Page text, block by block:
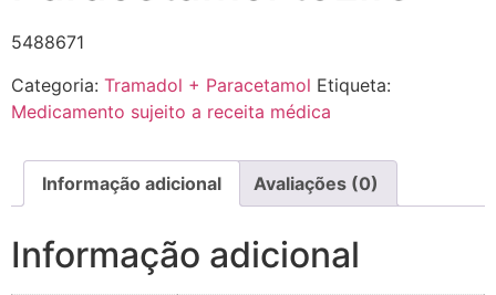
5488671
Categoria: Tramadol + Paracetamol Etiqueta:
Medicamento sujeito a receita médica
Informação adicional Avaliações (0)
Informação adicional